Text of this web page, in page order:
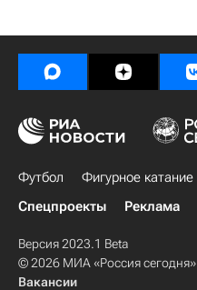
Футбол Фигурное катание
Спецпроекты
Реклама
Версия 2023.1 Beta
© 2026 МИА «Россия сегодня»
Вакансии